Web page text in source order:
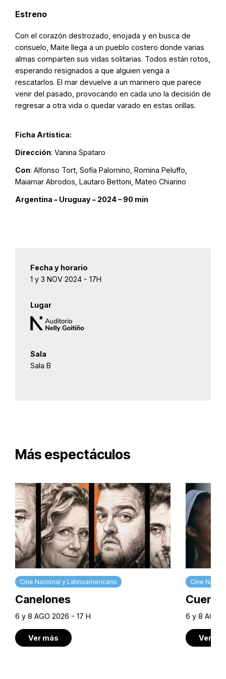
Estreno
Con el corazón destrozado, enojada y en busca de
consuelo, Maite llega a un pueblo costero donde varias
almas comparten sus vidas solitarias. Todos están rotos,
esperando resignados a que alguien venga a
rescatarlos. El mar devuelve a un marinero que parece
venir del pasado, provocando en cada uno la decisión de
regresar a otra vida o quedar varado en estas orillas.
Ficha Artística:
Dirección: Vanina Spataro
Con: Alfonso Tort, Sofía Palomino, Romina Peluffo,
Maiamar Abrodos, Lautaro Bettoni, Mateo Chiarino
Argentina – Uruguay – 2024 – 90 min
Fecha y horario
1 y 3 NOV 2024 - 17H
Lugar
Sala
Sala B
Más espectáculos
Cine Nacional y Latinoamericano
Canelones
6 y 8 AGO 2026 - 17 H
Ver más
Cine
6 y 8 AGO
Ver